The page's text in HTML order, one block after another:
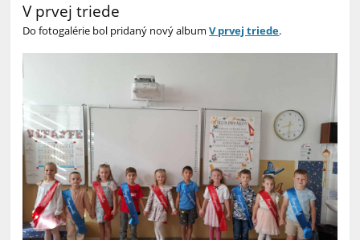
V prvej triede
Do fotogalérie bol pridaný nový albumV prvej triede.